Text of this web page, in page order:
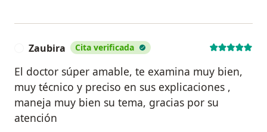
Zaubira Cita verificada
El doctor súper amable, te examina muy bien,
muy técnico y preciso en sus explicaciones ,
maneja muy bien su tema, gracias por su
atención